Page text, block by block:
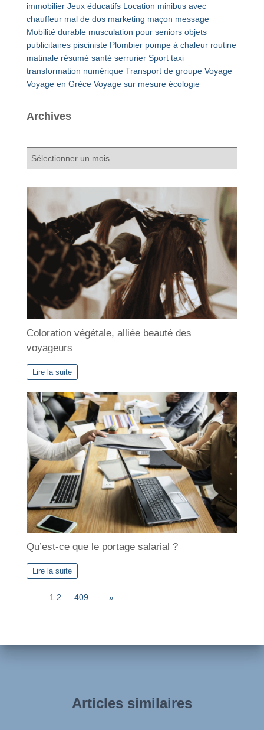
immobilier Jeux éducatifs Location minibus avec
chauffeur mal de dos marketing maçon message
Mobilité durable musculation pour seniors objets
publicitaires pisciniste Plombier pompe à chaleur routine
matinale résumé santé serrurier Sport taxi
transformation numérique Transport de groupe Voyage
Voyage en Grèce Voyage sur mesure écologie
Archives
A
c
v
s
Coloration végétale, alliée beauté des
voyageurs
Lire la suite
Qu’est-ce que le portage salarial ?
Lire la suite
1 2 409 »
Articles similaires